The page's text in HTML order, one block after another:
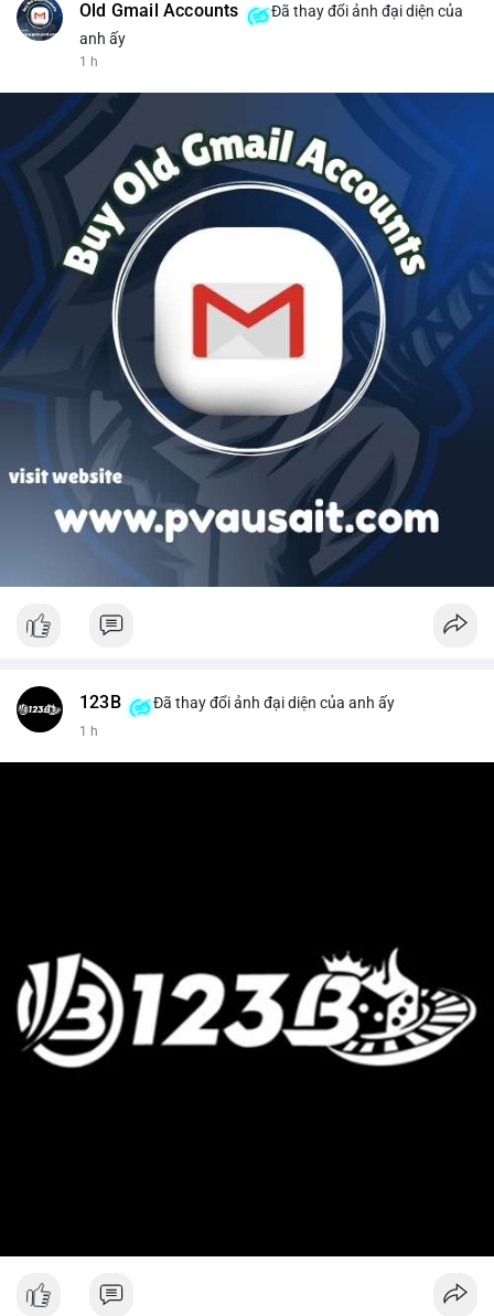
Old Gmail Accounts
Đã thay đổi ảnh đại diện của
anh ấy
1 h
123B Đã thay đổi ảnh đại diện của anh ấy
1 h